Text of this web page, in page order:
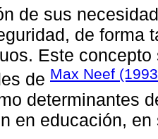
de sus
de forma
Este
de Max Neef (1993
determinantes
en educación,